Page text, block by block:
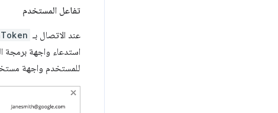
تفاعل المستخدم
عند الاتصال بـ
استدعاء واجهة برمجة
للمستخدم واجهة